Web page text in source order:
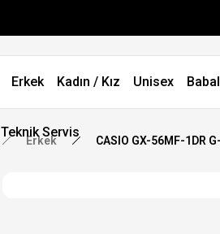
Erkek Kadın / Kız Unisex
Teknik Servis
Erkek CASIO GX-56MF-1DR